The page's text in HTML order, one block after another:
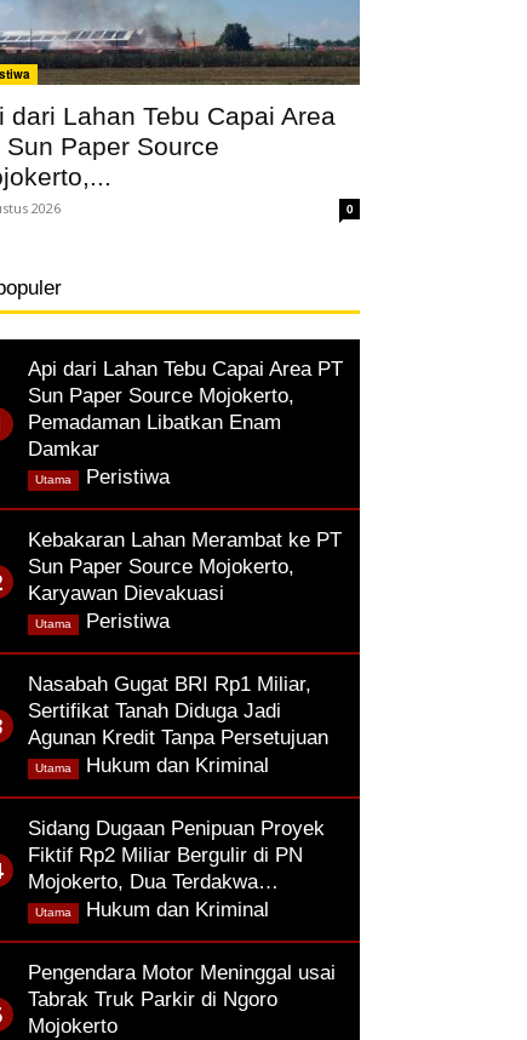
dari Lahan Tebu Capai Area
Sun Paper Source
2026 0
Api dari Lahan Tebu Capai Area PT
Sun Paper Source Mojokerto,
Pemadaman Libatkan Enam
Damkar
Peristiwa,
Utama
Kebakaran Lahan Merambat ke PT
Sun Paper Source Mojokerto,
Karyawan Dievakuasi
Peristiwa,
Utama
Nasabah Gugat BRI Rp1 Miliar,
Sertifikat Tanah Diduga Jadi
Agunan Kredit Tanpa Persetujuan
Hukum dan Kriminal
Utama
Sidang Dugaan Penipuan Proyek
Fiktif Rp2 Miliar Bergulir di PN
Mojokerto, Dua Terdakwa…
Hukum dan Kriminal
Utama
Pengendara Motor Meninggal usai
Tabrak Truk Parkir di Ngoro
Mojokerto